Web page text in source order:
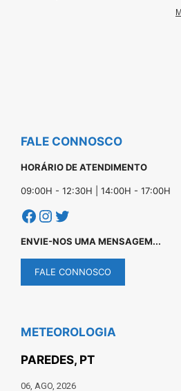
FALE CONNOSCO
HORÁRIO DE ATENDIMENTO
09:00H - 12:30H | 14:00H - 17:00H
Facebook
Instagram
Twitter
ENVIE-NOS UMA MENSAGEM...
FALE CONNOSCO
METEOROLOGIA
PAREDES, PT
06, AGO, 2026